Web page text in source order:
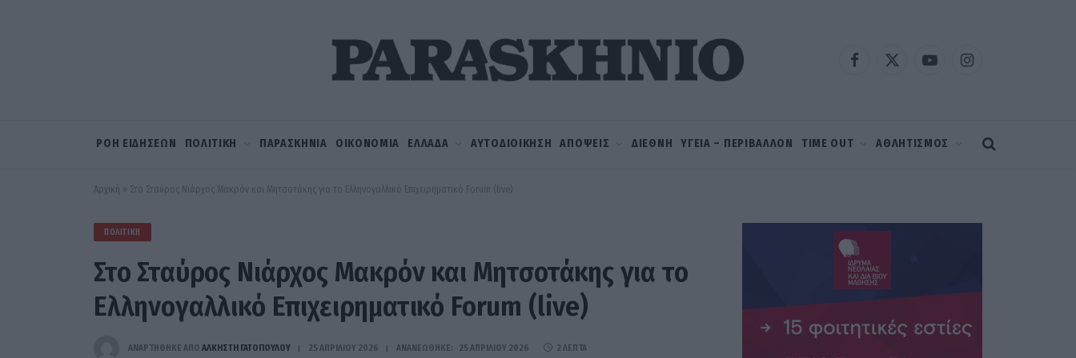
Facebook
X
YouTubeInstagram
ΡΟΗ ΕΙΔΗΣΕΩΝ ΠΟΛΙΤΙΚΗ ΠΑΡΑΣΚΗΝΙΑ ΟΙΚΟΝΟΜΙΑ ΕΛΛΑΔΑ ΑΥΤΟΔΙΟΙΚΗΣΗ ΑΠΟΨΕΙΣ ΔΙΕΘΝΗ ΥΓΕΙΑ – ΠΕΡΙΒΑΛΛΟΝ TIME OUT ΑΘΛΗΤΙΣΜΟΣ
Αρχική » Στο Σταύρος Νιάρχος Μακρόν και Μητσοτάκης για το Ελληνογαλλικό Επιχειρηματικό Forum (live)
ΠΟΛΙΤΙΚΉ
Στο Σταύρος Νιάρχος Μακρόν και Μητσοτάκης για το
Ελληνογαλλικό Επιχειρηματικό Forum (live)
ΑΝΑΡΤΗΘΗΚΕ ΑΠΟ ΆΛΚΗΣΤΗ ΓΑΤΟΠΟΎΛΟΥ 25 ΑΠΡΙΛΊΟΥ 2026 ΑΝΑΝΕΏΘΗΚΕ: 25 ΑΠΡΙΛΊΟΥ 2026 2 ΛΕΠΤΆ